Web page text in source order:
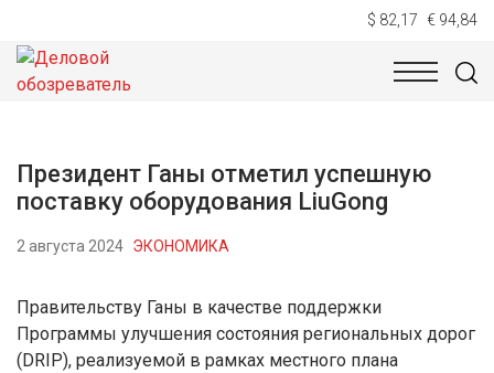
$ 82,17 € 94,84
НОВОСТИ
Президент Ганы отметил успешную
поставку оборудования LiuGong
2 августа 2024 ЭКОНОМИКА
Правительству Ганы в качестве поддержки
Программы улучшения состояния региональных дорог
(DRIP), реализуемой в рамках местного плана